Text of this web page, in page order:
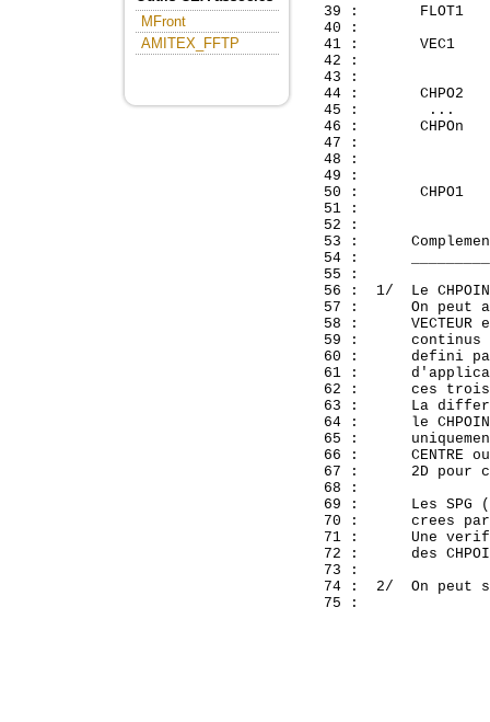
MFront
AMITEX_FFTP
39 :       FLOT1
  40 :
41 :       VEC1
42 :
  43 :
44 :       CHPO2
45 :        ...
46 :       CHPOn
47 :
48 :
  49 :
50 :       CHPO1
  51 :
  52 :
53 :
54 :
  55 :
56 :  1/  Le
57 :      On peut
58 :      VECTEUR
59 :      continus
60 :      defini
61 :
62 :      ces
63 :      La
64 :      le
65 :
66 :      CENTRE
67 :      2D pour
  68 :
69 :      Les SPG
70 :      crees
71 :      Une
72 :      des
  73 :
74 :  2/  On peut